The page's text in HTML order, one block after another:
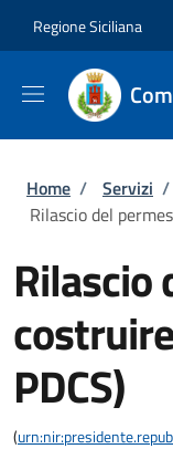
Regione Siciliana
Briciole
Home / Servizi /
Rilascio del
Rilascio
PDCS)
(